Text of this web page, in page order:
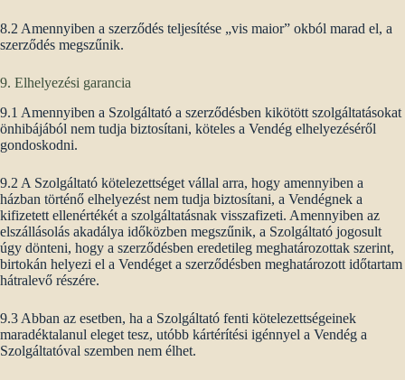
8.2 Amennyiben a szerződés teljesítése „vis maior” okból marad el, a
szerződés megszűnik.
9. Elhelyezési garancia
9.1 Amennyiben a Szolgáltató a szerződésben kikötött szolgáltatásokat
önhibájából nem tudja biztosítani, köteles a Vendég elhelyezéséről
gondoskodni.
9.2 A Szolgáltató kötelezettséget vállal arra, hogy amennyiben a
házban történő elhelyezést nem tudja biztosítani, a Vendégnek a
kifizetett ellenértékét a szolgáltatásnak visszafizeti. Amennyiben az
elszállásolás akadálya időközben megszűnik, a Szolgáltató jogosult
úgy dönteni, hogy a szerződésben eredetileg meghatározottak szerint,
birtokán helyezi el a Vendéget a szerződésben meghatározott időtartam
hátralevő részére.
9.3 Abban az esetben, ha a Szolgáltató fenti kötelezettségeinek
maradéktalanul eleget tesz, utóbb kártérítési igénnyel a Vendég a
Szolgáltatóval szemben nem élhet.